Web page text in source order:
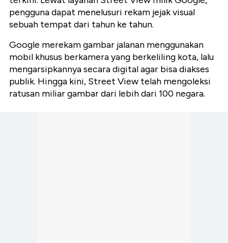
pengguna dapat menelusuri rekam jejak visual
sebuah tempat dari tahun ke tahun.
Google merekam gambar jalanan menggunakan
mobil khusus berkamera yang berkeliling kota, lalu
mengarsipkannya secara digital agar bisa diakses
publik. Hingga kini, Street View telah mengoleksi
ratusan miliar gambar dari lebih dari 100 negara.